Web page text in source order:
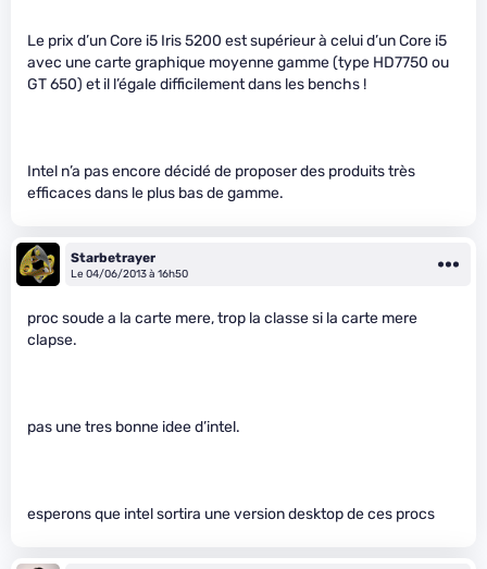
Le prix d’un Core i5 Iris 5200 est supérieur à celui d’un Core i5
avec une carte graphique moyenne gamme (type HD7750 ou
GT 650) et il l’égale difficilement dans les benchs !
Intel n’a pas encore décidé de proposer des produits très
efficaces dans le plus bas de gamme.
Starbetrayer
Le 04/06/2013 à 16h50
proc soude a la carte mere, trop la classe si la carte mere
clapse.
pas une tres bonne idee d’intel.
esperons que intel sortira une version desktop de ces procs